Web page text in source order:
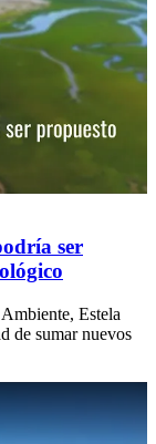
del arroyo
ser
Estela
de sumar nuevos